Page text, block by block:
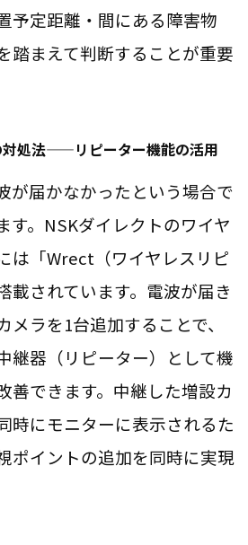
予定距離・間にある障害物
踏まえて判断することが重要
対処法——リピーター機能の活用
が届かなかったという場合で
す。NSKダイレクトのワイヤ
は「Wrect（ワイヤレスリピ
載されています。電波が届き
メラを1台追加することで、
継器（リピーター）として機
善できます。中継した増設カ
時にモニターに表示されるた
ポイントの追加を同時に実現